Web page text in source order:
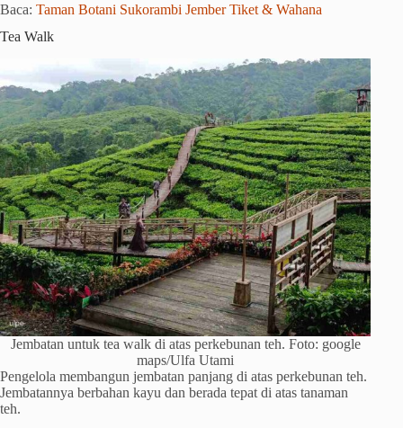
Baca: Taman Botani Sukorambi Jember Tiket & Wahana
Tea Walk
Jembatan untuk tea walk di atas perkebunan teh. Foto: google
maps/Ulfa Utami
Pengelola membangun jembatan panjang di atas perkebunan teh.
Jembatannya berbahan kayu dan berada tepat di atas tanaman
teh.